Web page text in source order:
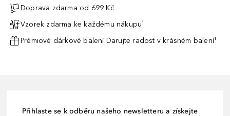
Doprava zdarma od 699 Kč
Vzorek zdarma ke každému nákupu¹
Prémiové dárkové balení Darujte radost v krásném balení¹
Přihlaste se k odběru našeho newsletteru a získejte